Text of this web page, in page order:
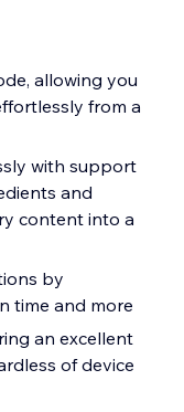
allowing you
from a
with support
and
content into a
by
time and more
an excellent
of device